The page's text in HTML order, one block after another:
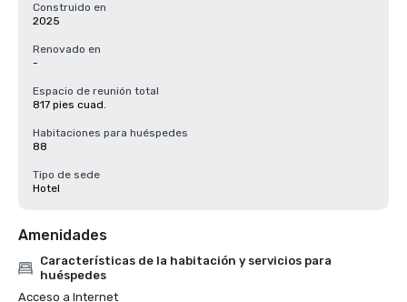
Construido en
2025
Renovado en
-
Espacio de reunión total
817 pies cuad.
Habitaciones para huéspedes
88
Tipo de sede
Hotel
Amenidades
Características de la habitación y servicios para
huéspedes
Acceso a Internet